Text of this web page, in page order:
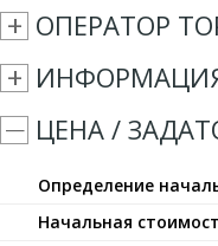
ОПЕРАТОР
ЦЕНА /
Определение
Начальная